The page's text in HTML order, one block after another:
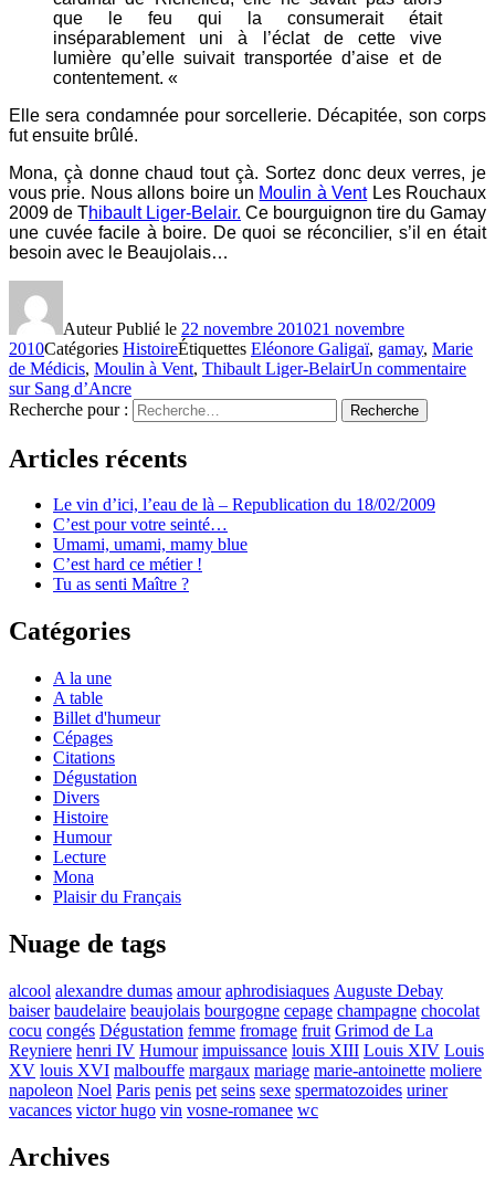
que le feu qui la consumerait était
inséparablement uni à l’éclat de cette vive
lumière qu’elle suivait transportée d’aise et de
contentement. «
Elle sera condamnée pour sorcellerie. Décapitée, son corps
fut ensuite brûlé.
Mona, çà donne chaud tout çà. Sortez donc deux verres, je
vous prie. Nous allons boire un Moulin à VentLes Rouchaux
2009 de Thibault Liger-Belair. Ce bourguignon tire du Gamay
une cuvée facile à boire. De quoi se réconcilier, s’il en était
besoin avec le Beaujolais…
AuteurPublié le 22 novembre 201021 novembre
2010Catégories HistoireÉtiquettes Eléonore Galigaï, gamay, Marie
de Médicis, Moulin à Vent, Thibault Liger-BelairUn commentaire
sur Sang d’Ancre
Recherche pour :
Recherche
Articles récents
Le vin d’ici, l’eau de là – Republication du 18/02/2009
C’est pour votre seinté…
Umami, umami, mamy blue
C’est hard ce métier !
Tu as senti Maître ?
Catégories
A la une
A table
Billet d'humeur
Cépages
Citations
Dégustation
Divers
Histoire
Humour
Lecture
Mona
Plaisir du Français
Nuage de tags
alcool alexandre dumas amour aphrodisiaques Auguste Debay
baiser baudelaire beaujolais bourgogne cepage champagne chocolat
cocu congés Dégustation femme fromage fruit Grimod de La
Reyniere henri IV Humour impuissance louis XIII Louis XIV Louis
XV louis XVI malbouffe margaux mariage marie-antoinette moliere
napoleon Noel Paris penis pet seins sexe spermatozoides uriner
vacances victor hugo vin vosne-romanee wc
Archives